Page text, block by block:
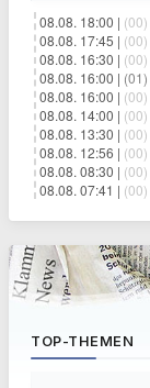
08.08. 18:00 | (00)
08.08. 17:45 | (00)
08.08. 16:30 | (00)
08.08. 16:00 | (01)
08.08. 16:00 | (00)
08.08. 14:00 | (00)
08.08. 13:30 | (00)
08.08. 12:56 | (00)
08.08. 08:30 | (00)
08.08. 07:41 | (00)
TOP-THEMEN